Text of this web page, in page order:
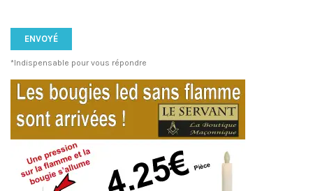
*Indispensable pour vous répondre